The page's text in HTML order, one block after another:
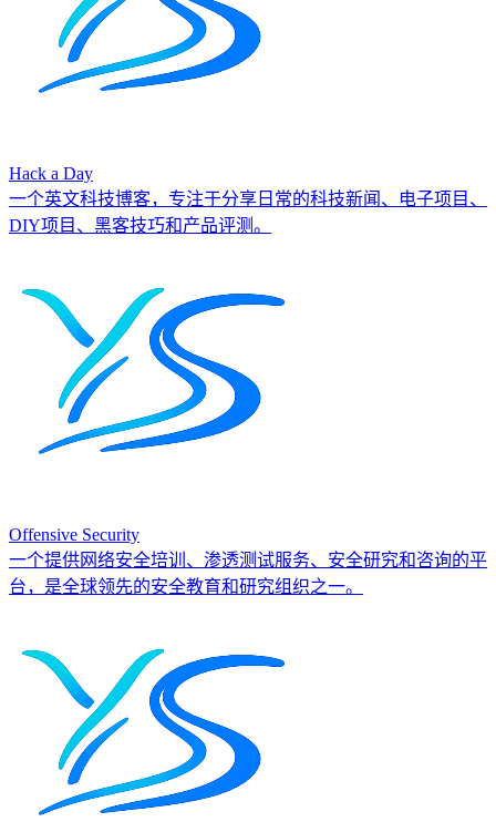
Hack a Day
一个英文科技博客，专注于分享日常的科技新闻、电子项目、
DIY项目、黑客技巧和产品评测。
Offensive Security
一个提供网络安全培训、渗透测试服务、安全研究和咨询的平
台，是全球领先的安全教育和研究组织之一。